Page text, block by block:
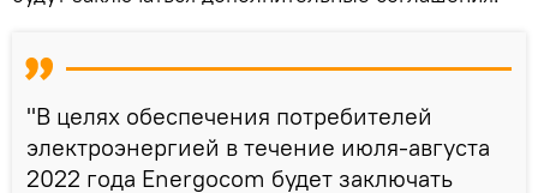
"В целях обеспечения потребителей
электроэнергией в течение июля-августа
2022 года Energocom будет заключать